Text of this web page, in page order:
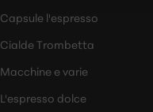
Capsule l'espresso
Cialde Trombetta
Macchine e varie
L'espresso dolce